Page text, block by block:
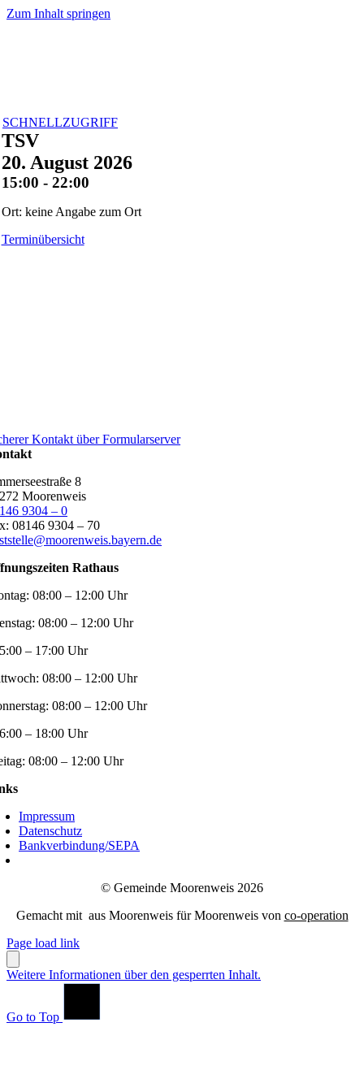
Zum Inhalt springen
SCHNELLZUGRIFF
TSV
20. August 2026
15:00 - 22:00
Ort: keine Angabe zum Ort
Terminübersicht
Kontakt über Formularserver
8
Moorenweis
9304 – 0
08146 9304 – 70
Rathaus
08:00 – 12:00 Uhr
08:00 – 12:00 Uhr
– 17:00 Uhr
08:00 – 12:00 Uhr
08:00 – 12:00 Uhr
– 18:00 Uhr
08:00 – 12:00 Uhr
Impressum
Datenschutz
Bankverbindung/SEPA
© Gemeinde Moorenweis 2026
Gemacht mit aus Moorenweis für Moorenweis von co-operation
Page load link
Weitere Informationen über den gesperrten Inhalt.
Go to Top